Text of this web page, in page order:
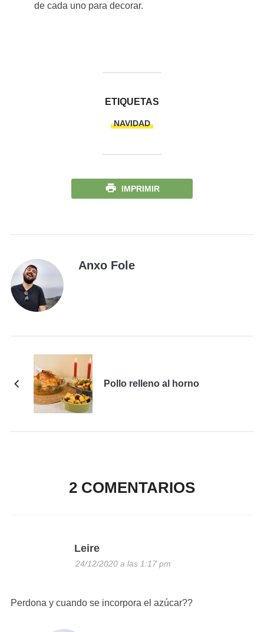
de cada uno para decorar.
ETIQUETAS
NAVIDAD
IMPRIMIR
Anxo Fole
Pollo relleno al horno
2 COMENTARIOS
Leire
24/12/2020 a las 1:17 pm
Perdona y cuando se incorpora el azúcar??